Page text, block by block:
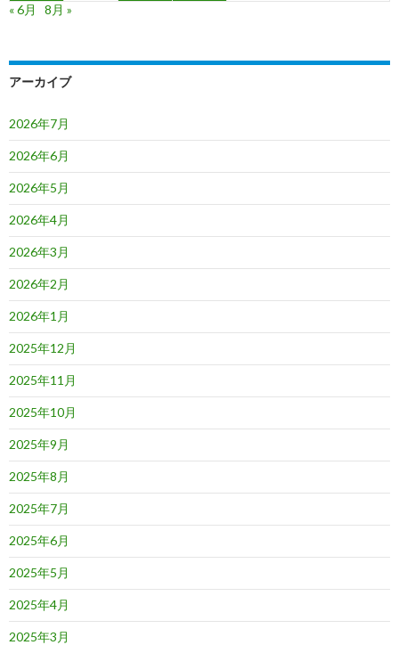
« 6月
8月 »
アーカイブ
2026年7月
2026年6月
2026年5月
2026年4月
2026年3月
2026年2月
2026年1月
2025年12月
2025年11月
2025年10月
2025年9月
2025年8月
2025年7月
2025年6月
2025年5月
2025年4月
2025年3月